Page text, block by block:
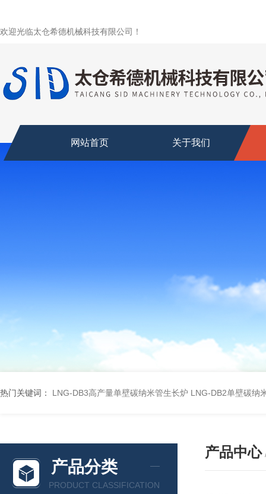
欢迎光临太仓希德机械科技有限公司！
网站首页 关于我们
热门关键词： LNG-DB3高产量单壁碳纳米管生长炉 LNG-DB2单壁碳纳
产品分类
PRODUCT CLASSIFICATION
产品中心